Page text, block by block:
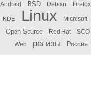
Android BSD Debian Firefox
KDE Linux Microsoft
Open Source Red Hat SCO
Web релизы Россия